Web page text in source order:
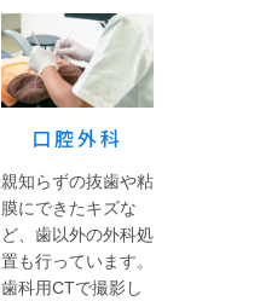
口腔外科
親知らずの抜歯や粘
膜にできたキズな
ど、歯以外の外科処
置も行っています。
歯科用CTで撮影し